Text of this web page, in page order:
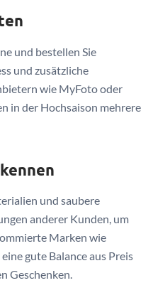
und bestellen Sie
und zusätzliche
wie MyFoto oder
in der Hochsaison mehrere
und saubere
anderer Kunden, um
Marken wie
gute Balance aus Preis
Geschenken.